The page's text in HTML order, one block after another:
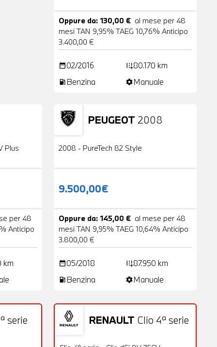
Oppure da: 130,00 € al mese per 48
mesi TAN 9,95% TAEG 10,76% Anticipo
3.400,00 €
date_range02/2016 add_road80.170 km
local_gas_station Benzina settingsManuale
Plus
per 48
Anticipo
km
PEUGEOT 2008
Usato
2008 - PureTech 82 Style
9.500,00€
Oppure da: 145,00 € al mese per 48
mesi TAN 9,95% TAEG 10,64% Anticipo
3.800,00 €
date_range05/2018 add_road87.950 km
local_gas_station Benzina settingsManuale
serie
18 Foto RENAULT Clio 4ª serie
Usato 20 Foto